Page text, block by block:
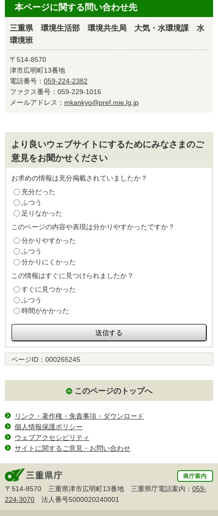
本ページに関する問い合わせ先
三重県 環境生活部 環境共生局 大気・水環境課 水
環境班
〒514-8570
津市広明町13番地
電話番号： 059-224-2382
ファクス番号：059-229-1016
メールアドレス： mkankyo@pref.mie.lg.jp
より良いウェブサイトにするためにみなさまのご
意見をお聞かせください
お求めの情報は充分掲載されていましたか？
充分だった
ふつう
足りなかった
このページの内容や表現は分かりやすかったですか？
分かりやすかった
ふつう
分かりにくかった
この情報はすぐに見つけられましたか？
すぐに見つかった
ふつう
時間がかかった
ページID： 000265245
このページのトップへ
リンク・著作権・免責事項・ダウンロード
個人情報保護ポリシー
ウェブアクセシビリティ
サイトに関するご意見・お問い合わせ
〒514-8570 三重県津市広明町13番地 三重県庁電話案内： 059-
224-3070 法人番号5000020240001